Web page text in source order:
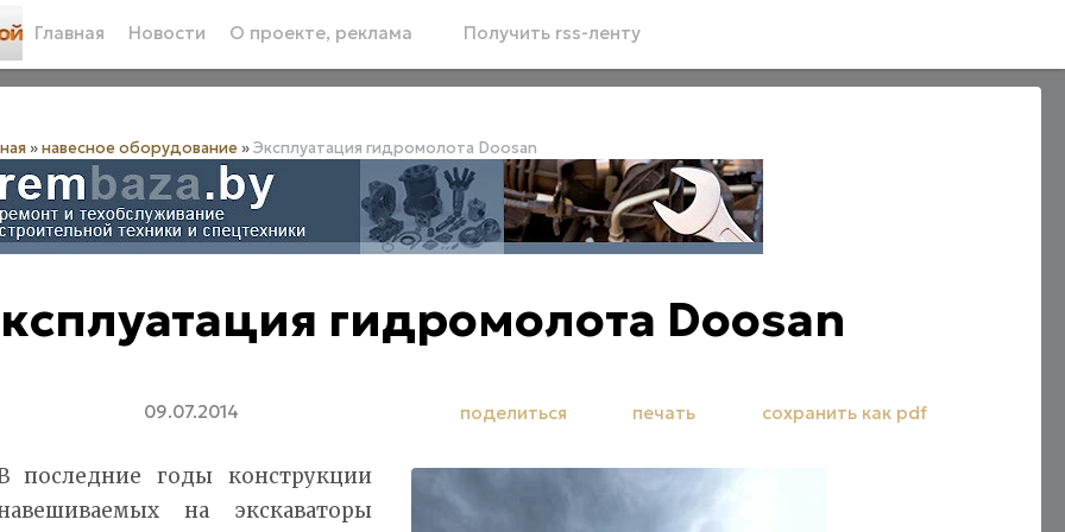
Главная Новости О проекте, реклама Получить rss-ленту
»навесное оборудование »Эксплуатация гидромолота Doosan
гидромолота Doosan
09.07.2014 поделиться печать сохранить как pdf
последние годы конструкции
на экскаваторы